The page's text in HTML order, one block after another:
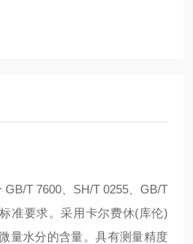
GB/T 7600、SH/T 0255、GB/T
准要求。采用卡尔费休(库伦)
量水分的含量。具有测量精度